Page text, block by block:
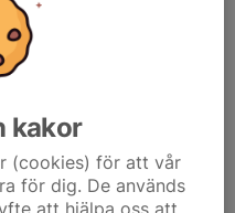
kakor
(cookies) för att vår
för dig. De används
att hjälpa oss att